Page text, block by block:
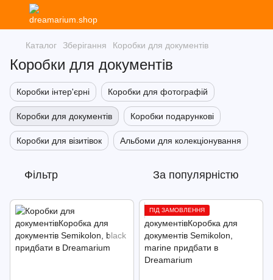
Каталог Зберігання Коробки для документів
Коробки для документів
Коробки інтер'єрні Коробки для фотографій
Коробки для документів Коробки подарункові
Коробки для візитівок Альбоми для колекціонування
Фільтр За популярністю
ПІД ЗАМОВЛЕННЯ